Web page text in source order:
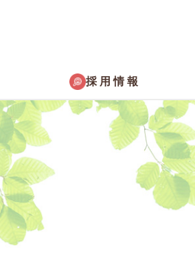
採用情報